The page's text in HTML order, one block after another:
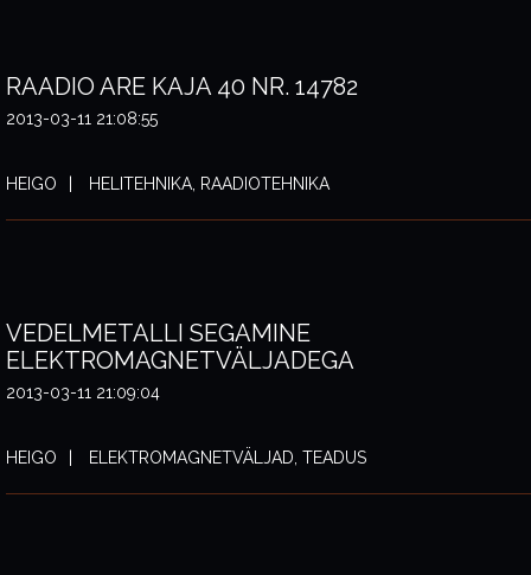
RAADIO ARE KAJA 40 NR. 14782
2013-03-11 21:08:55
HEIGO HELITEHNIKA, RAADIOTEHNIKA
VEDELMETALLI SEGAMINE
ELEKTROMAGNETVÄLJADEGA
2013-03-11 21:09:04
HEIGO ELEKTROMAGNETVÄLJAD, TEADUS